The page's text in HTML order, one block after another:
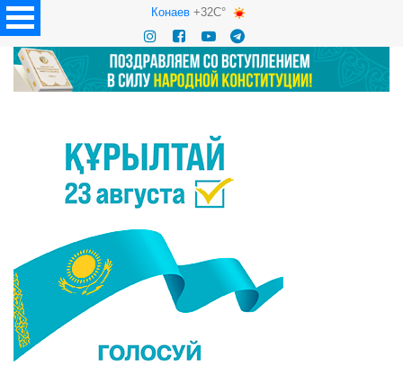
Конаев+32C°